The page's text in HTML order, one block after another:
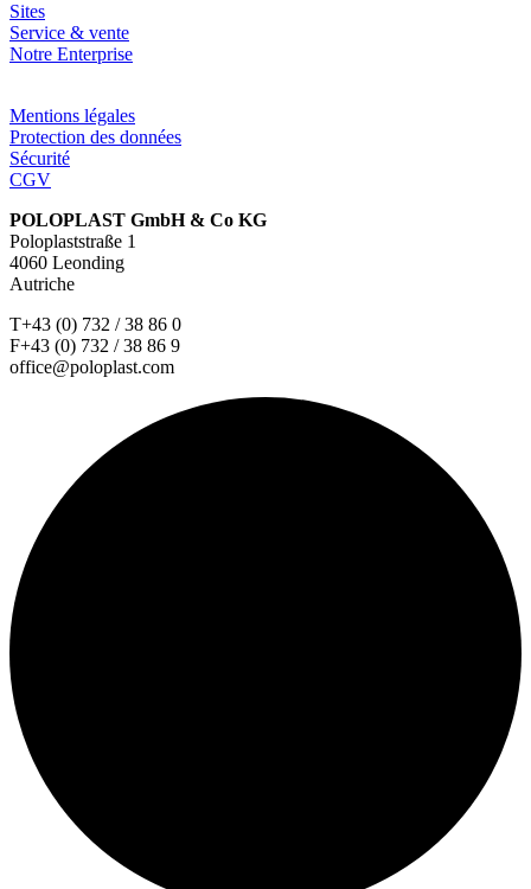
Sites
Service & vente
Notre Enterprise
Mentions légales
Protection des données
Sécurité
CGV
POLOPLAST GmbH & Co KG
Poloplaststraße 1
4060 Leonding
Autriche
T+43 (0) 732 / 38 86 0
F+43 (0) 732 / 38 86 9
office@poloplast.com